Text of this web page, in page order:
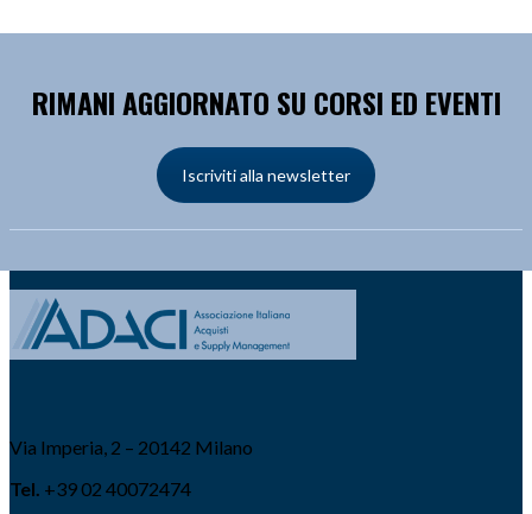
RIMANI AGGIORNATO SU CORSI ED EVENTI
Iscriviti alla newsletter
Via Imperia, 2 – 20142 Milano
Tel. +39 02 40072474